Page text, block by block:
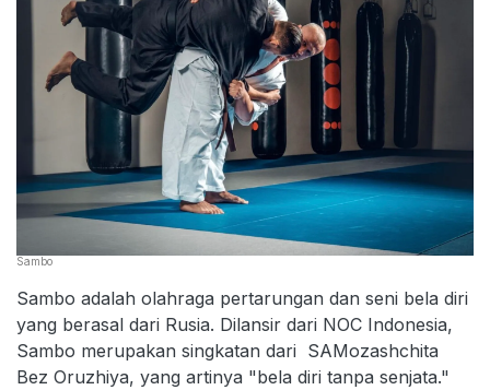
Sambo
Sambo adalah olahraga pertarungan dan seni bela diri
yang berasal dari Rusia. Dilansir dari NOC Indonesia,
Sambo merupakan singkatan dari SAMozashchita
Bez Oruzhiya, yang artinya "bela diri tanpa senjata."